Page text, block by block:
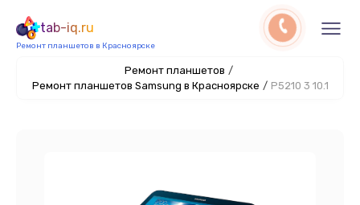
tab-iq.ru
Ремонт планшетов в Красноярске
Ремонт планшетов /
Ремонт планшетов Samsung в Красноярске / P5210 3 10.1